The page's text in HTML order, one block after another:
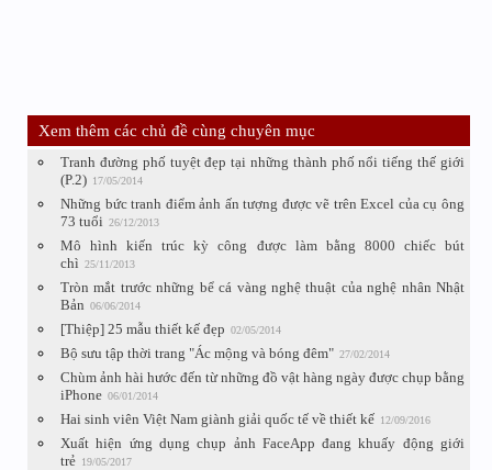
Xem thêm các chủ đề cùng chuyên mục
Tranh đường phố tuyệt đẹp tại những thành phố nổi tiếng thế giới
(P.2) 17/05/2014
Những bức tranh điểm ảnh ấn tượng được vẽ trên Excel của cụ ông
73 tuổi 26/12/2013
Mô hình kiến trúc kỳ công được làm bằng 8000 chiếc bút
chì 25/11/2013
Tròn mắt trước những bể cá vàng nghệ thuật của nghệ nhân Nhật
Bản 06/06/2014
[Thiệp] 25 mẫu thiết kế đẹp 02/05/2014
Bộ sưu tập thời trang "Ác mộng và bóng đêm" 27/02/2014
Chùm ảnh hài hước đến từ những đồ vật hàng ngày được chụp bằng
iPhone 06/01/2014
Hai sinh viên Việt Nam giành giải quốc tế về thiết kế 12/09/2016
Xuất hiện ứng dụng chụp ảnh FaceApp đang khuấy động giới
trẻ 19/05/2017